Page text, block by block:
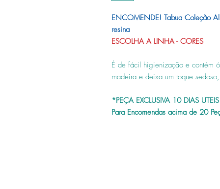
ENCOMENDE! Tabua Coleção
resina
ESCOLHA A LINHA - CORES
É de fácil higienização e contém
madeira e deixa um toque
*PEÇA EXCLUSIVA 10 DIAS
Para Encomendas acima de 20